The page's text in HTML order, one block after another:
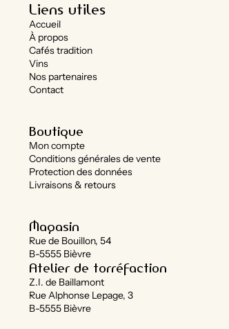
Liens utiles
Accueil
À propos
Cafés tradition
Vins
Nos partenaires
Contact
Boutique
Mon compte
Conditions générales de vente
Protection des données
Livraisons & retours
Magasin
Rue de Bouillon, 54
B-5555 Bièvre
Atelier de torréfaction
Z.I. de Baillamont
Rue Alphonse Lepage, 3
B-5555 Bièvre